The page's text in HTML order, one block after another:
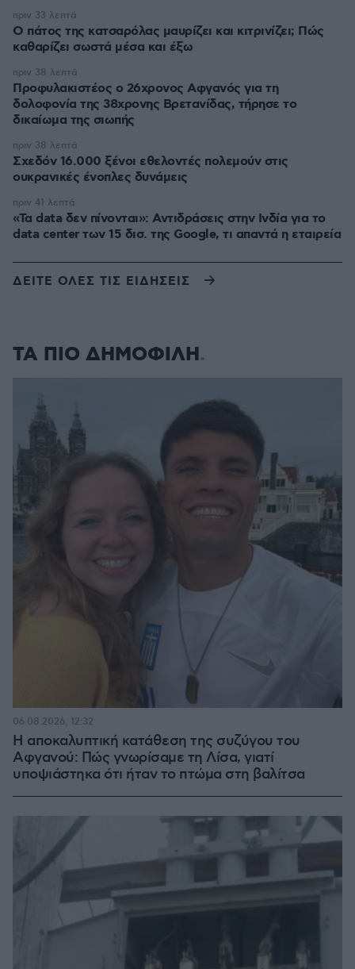
Ο πάτος της κατσαρόλας μαυρίζει και κιτρινίζει; Πώς
καθαρίζει σωστά μέσα και έξω
πριν 33 λεπτά
Προφυλακιστέος ο 26χρονος Αφγανός για τη
δολοφονία της 38χρονης Βρετανίδας, τήρησε το
δικαίωμα της σιωπής
πριν 38 λεπτά
Σχεδόν 16.000 ξένοι εθελοντές πολεμούν στις
ουκρανικές ένοπλες δυνάμεις
πριν 38 λεπτά
«Τα data δεν πίνονται»: Αντιδράσεις στην Ινδία για το
data center των 15 δισ. της Google, τι απαντά η εταιρεία
πριν 41 λεπτά
ΔΕΙΤΕ ΟΛΕΣ ΤΙΣ ΕΙΔΗΣΕΙΣ
ΤΑ ΠΙΟ ΔΗΜΟΦΙΛΗ
Η αποκαλυπτική κατάθεση της συζύγου του
Αφγανού: Πώς γνωρίσαμε τη Λίσα, γιατί
υποψιάστηκα ότι ήταν το πτώμα στη βαλίτσα
06.08.2026, 12:32